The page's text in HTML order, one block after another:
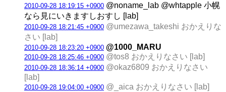
2010-09-28 18:19:15 +0900 @noname_lab @whtapple 小幌
なら見にいきますしおすし [lab]
2010-09-28 18:21:45 +0900 @umezawa_takeshi おかえりな
さい [lab]
2010-09-28 18:23:20 +0900 @1000_MARU
2010-09-28 18:25:46 +0900 @tos8 おかえりなさい [lab]
2010-09-28 18:36:14 +0900 @okaz6809 おかえりなさい
[lab]
2010-09-28 19:04:00 +0900 @_aica おかえりなさい [lab]